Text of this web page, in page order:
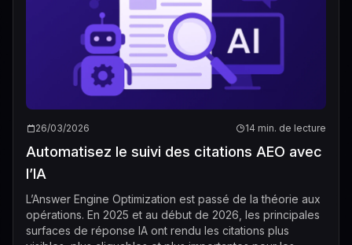
26/03/2026 14 min. de lecture
Automatisez le suivi des citations AEO avec
l’IA
L’Answer Engine Optimization est passé de la théorie aux
opérations. En 2025 et au début de 2026, les principales
surfaces de réponse IA ont rendu les citations plus